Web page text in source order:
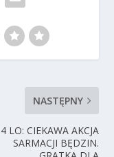
NASTĘPNY
4 LO: CIEKAWA AKCJA
SARMACJI BĘDZIN.